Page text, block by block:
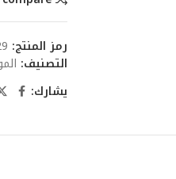
رمز المنتج:
التصنيف:
يشارك: